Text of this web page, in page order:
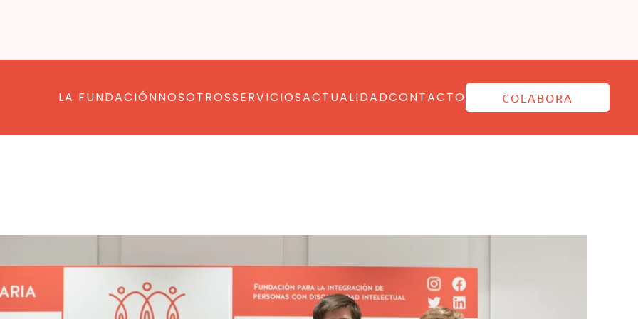
LA FUNDACIÓNNOSOTROSSERVICIOSACTUALIDADCONTACTO COLABORA